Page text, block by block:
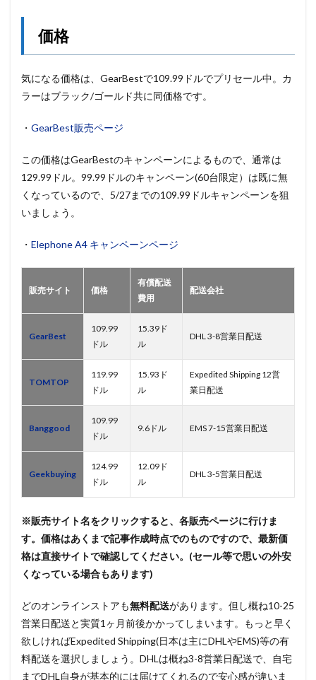
価格
気になる価格は、GearBestで109.99ドルでプリセール中。カ
ラーはブラック/ゴールド共に同価格です。
・ GearBest販売ページ
この価格はGearBestのキャンペーンによるもので、通常は
129.99ドル。99.99ドルのキャンペーン(60台限定）は既に無
くなっているので、5/27までの109.99ドルキャンペーンを狙
いましょう。
・ Elephone A4 キャンペーンページ
販売サイト 価格
有償配送
費用
配送会社
GearBest
109.99
ドル
15.39ド
ル
DHL 3-8営業日配送
TOMTOP
119.99
ドル
15.93ド
ル
Expedited Shipping 12営
業日配送
Banggood
109.99
ドル
9.6ドル EMS 7-15営業日配送
Geekbuying
124.99
ドル
12.09ド
ル
DHL 3-5営業日配送
※販売サイト名をクリックすると、各販売ページに行けま
す。 価格はあくまで記事作成時点でのものですので、最新価
格は直接サイトで確認してください。(セール等で思いの外安
くなっている場合もあります)
どのオンラインストアも無料配送があります。但し概ね10-25
営業日配送と実質1ヶ月前後かかってしまいます。もっと早く
欲しければExpedited Shipping(日本は主にDHLやEMS)等の有
料配送を選択しましょう。DHLは概ね3-8営業日配送で、自宅
までDHL自身が基本的には届けてくれるので安心感が違いま